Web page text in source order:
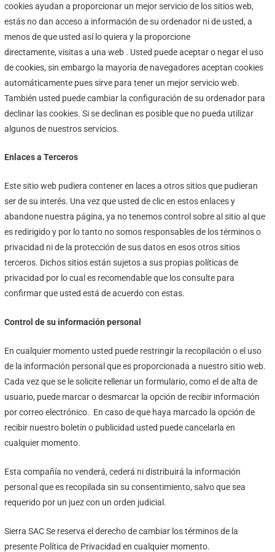
cookies ayudan a proporcionar un mejor servicio de los sitios web,
estás no dan acceso a información de su ordenador ni de usted, a
menos de que usted así lo quiera y la proporcione
directamente, visitas a una web . Usted puede aceptar o negar el uso
de cookies, sin embargo la mayoría de navegadores aceptan cookies
automáticamente pues sirve para tener un mejor servicio web.
También usted puede cambiar la configuración de su ordenador para
declinar las cookies. Si se declinan es posible que no pueda utilizar
algunos de nuestros servicios.
Enlaces a Terceros
Este sitio web pudiera contener en laces a otros sitios que pudieran
ser de su interés. Una vez que usted de clic en estos enlaces y
abandone nuestra página, ya no tenemos control sobre al sitio al que
es redirigido y por lo tanto no somos responsables de los términos o
privacidad ni de la protección de sus datos en esos otros sitios
terceros. Dichos sitios están sujetos a sus propias políticas de
privacidad por lo cual es recomendable que los consulte para
confirmar que usted está de acuerdo con estas.
Control de su información personal
En cualquier momento usted puede restringir la recopilación o el uso
de la información personal que es proporcionada a nuestro sitio web.
Cada vez que se le solicite rellenar un formulario, como el de alta de
usuario, puede marcar o desmarcar la opción de recibir información
por correo electrónico. En caso de que haya marcado la opción de
recibir nuestro boletín o publicidad usted puede cancelarla en
cualquier momento.
Esta compañía no venderá, cederá ni distribuirá la información
personal que es recopilada sin su consentimiento, salvo que sea
requerido por un juez con un orden judicial.
Sierra SAC Se reserva el derecho de cambiar los términos de la
presente Política de Privacidad en cualquier momento.